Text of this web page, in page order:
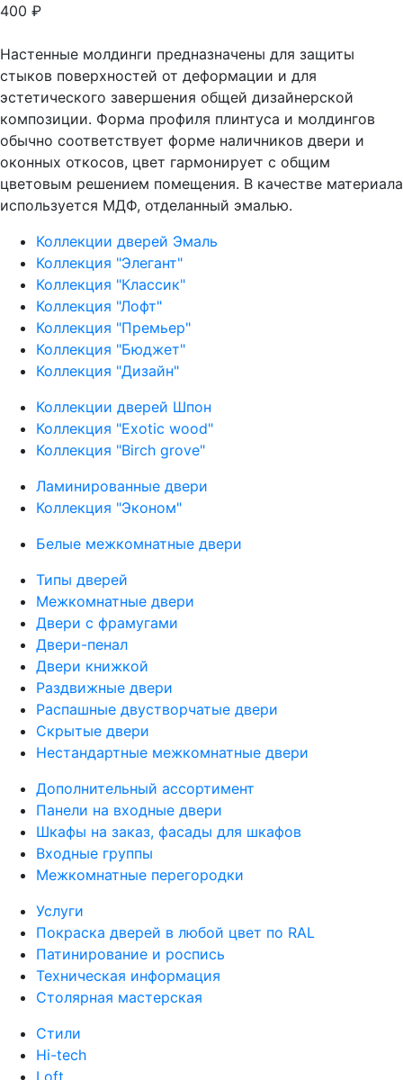
400 ₽
Настенные молдинги предназначены для защиты
стыков поверхностей от деформации и для
эстетического завершения общей дизайнерской
композиции. Форма профиля плинтуса и молдингов
обычно соответствует форме наличников двери и
оконных откосов, цвет гармонирует с общим
цветовым решением помещения. В качестве материала
используется МДФ, отделанный эмалью.
Коллекции дверей Эмаль
Коллекция "Элегант"
Коллекция "Классик"
Коллекция "Лофт"
Коллекция "Премьер"
Коллекция "Бюджет"
Коллекция "Дизайн"
Коллекции дверей Шпон
Коллекция "Exotic wood"
Коллекция "Birch grove"
Ламинированные двери
Коллекция "Эконом"
Белые межкомнатные двери
Типы дверей
Межкомнатные двери
Двери с фрамугами
Двери-пенал
Двери книжкой
Раздвижные двери
Распашные двустворчатые двери
Скрытые двери
Нестандартные межкомнатные двери
Дополнительный ассортимент
Панели на входные двери
Шкафы на заказ, фасады для шкафов
Входные группы
Межкомнатные перегородки
Услуги
Покраска дверей в любой цвет по RAL
Патинирование и роспись
Техническая информация
Столярная мастерская
Стили
Hi-tech
Loft